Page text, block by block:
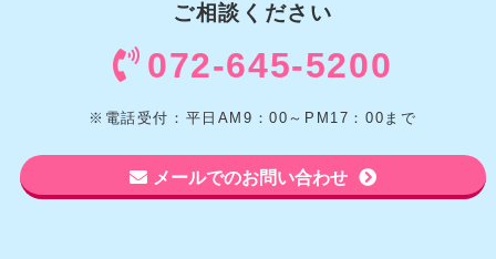
ご相談ください
072-645-5200
※電話受付：平日AM9：00～PM17：00まで
メールでのお問い合わせ